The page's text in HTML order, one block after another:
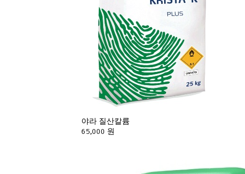
야라 질산칼륨
65,000 원